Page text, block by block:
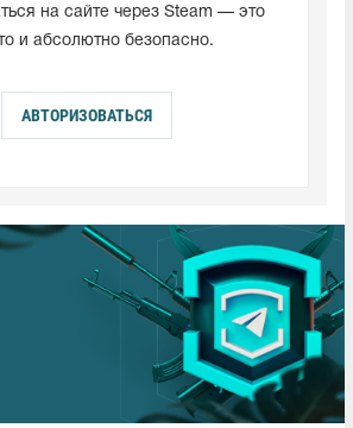
на сайте через Steam — это
и абсолютно безопасно.
АВТОРИЗОВАТЬСЯ